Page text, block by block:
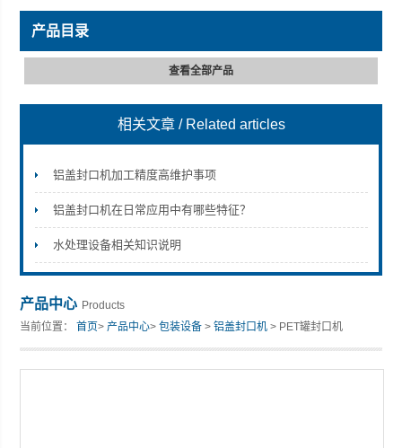
张家港市裕丰饮料机械有限公司
产品目录
查看全部产品
相关文章 / Related articles
铝盖封口机加工精度高维护事项
铝盖封口机在日常应用中有哪些特征？
水处理设备相关知识说明
产品中心 Products
当前位置：首页>产品中心>包装设备 >铝盖封口机 > PET罐封口机